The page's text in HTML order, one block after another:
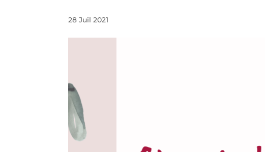
28 Juil 2021